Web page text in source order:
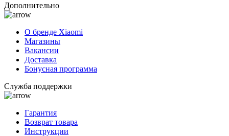
Дополнительно
О бренде Xiaomi
Магазины
Вакансии
Доставка
Бонусная программа
Служба поддержки
Гарантия
Возврат товара
Инструкции